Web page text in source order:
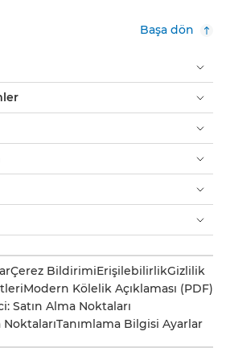
Başa dön
Çerez BildirimiErişilebilirlikGizlilik
Modern Kölelik Açıklaması (PDF)
Satın Alma Noktaları
Tanımlama Bilgisi Ayarlar